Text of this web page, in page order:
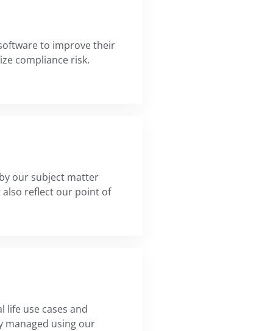
to improve their
compliance risk.
our subject matter
reflect our point of
life use cases and
managed using our